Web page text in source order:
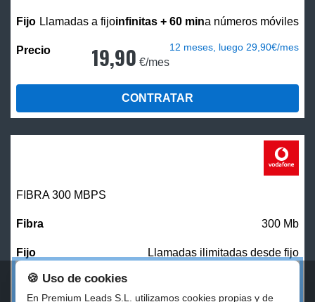
Llamadas a fijoinfinitas + 60 mina números móviles
19,90 €/mes
12 meses, luego 29,90€/mes
CONTRATAR
FIBRA 300 MBPS
300 Mb
Llamadas ilimitadas desde fijo
27,00 €/mes
🍪 Uso de cookies
En Premium Leads S.L. utilizamos cookies propias y de